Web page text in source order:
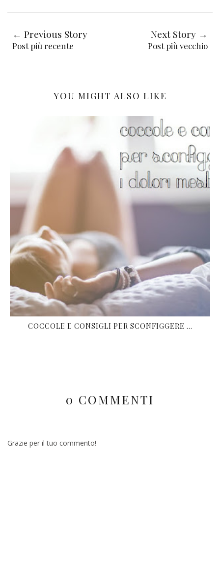
← Previous Story
Post più recente
Next Story →
Post più vecchio
YOU MIGHT ALSO LIKE
COCCOLE E CONSIGLI PER SCONFIGGERE ...
0 COMMENTI
Grazie per il tuo commento!